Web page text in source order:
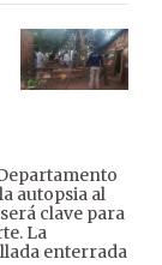
autopsia al
clave para
La
enterrada